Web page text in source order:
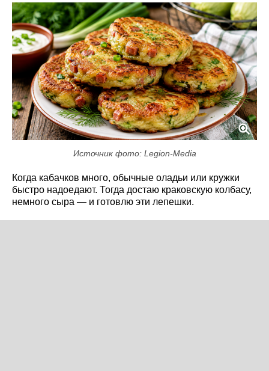
Источник фото: Legion-Media
Когда кабачков много, обычные оладьи или кружки
быстро надоедают. Тогда достаю краковскую колбасу,
немного сыра — и готовлю эти лепешки.